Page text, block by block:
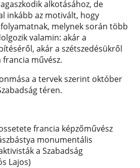
alkotásához, de
inkább az motivált, hogy
melynek során több
valamin: akár a
akár a szétszedésükről
francia művész.
a tervek szerint október
téren.
francia képzőművész
monumentális
a Szabadság
Lajos)